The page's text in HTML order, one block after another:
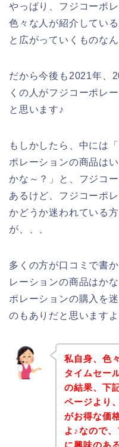
やっぱり、フジコーポ
色々な人が紹介してい
と広がっていくものな
だから今後も2021年、
くの人がフジコーポレ
と思います♪
もしかしたら、中には
ポレーションの商品は
かな～？」と、フジコ
あるけど、フジコーポ
かどうか迷われている
が、、、
多くの方が口コミで書
レーションの商品はか
ポレーションの購入を
のもありだと思います
私自身、色
タイムセー
の結果、下
ページより
がお得な価
よ♪なので